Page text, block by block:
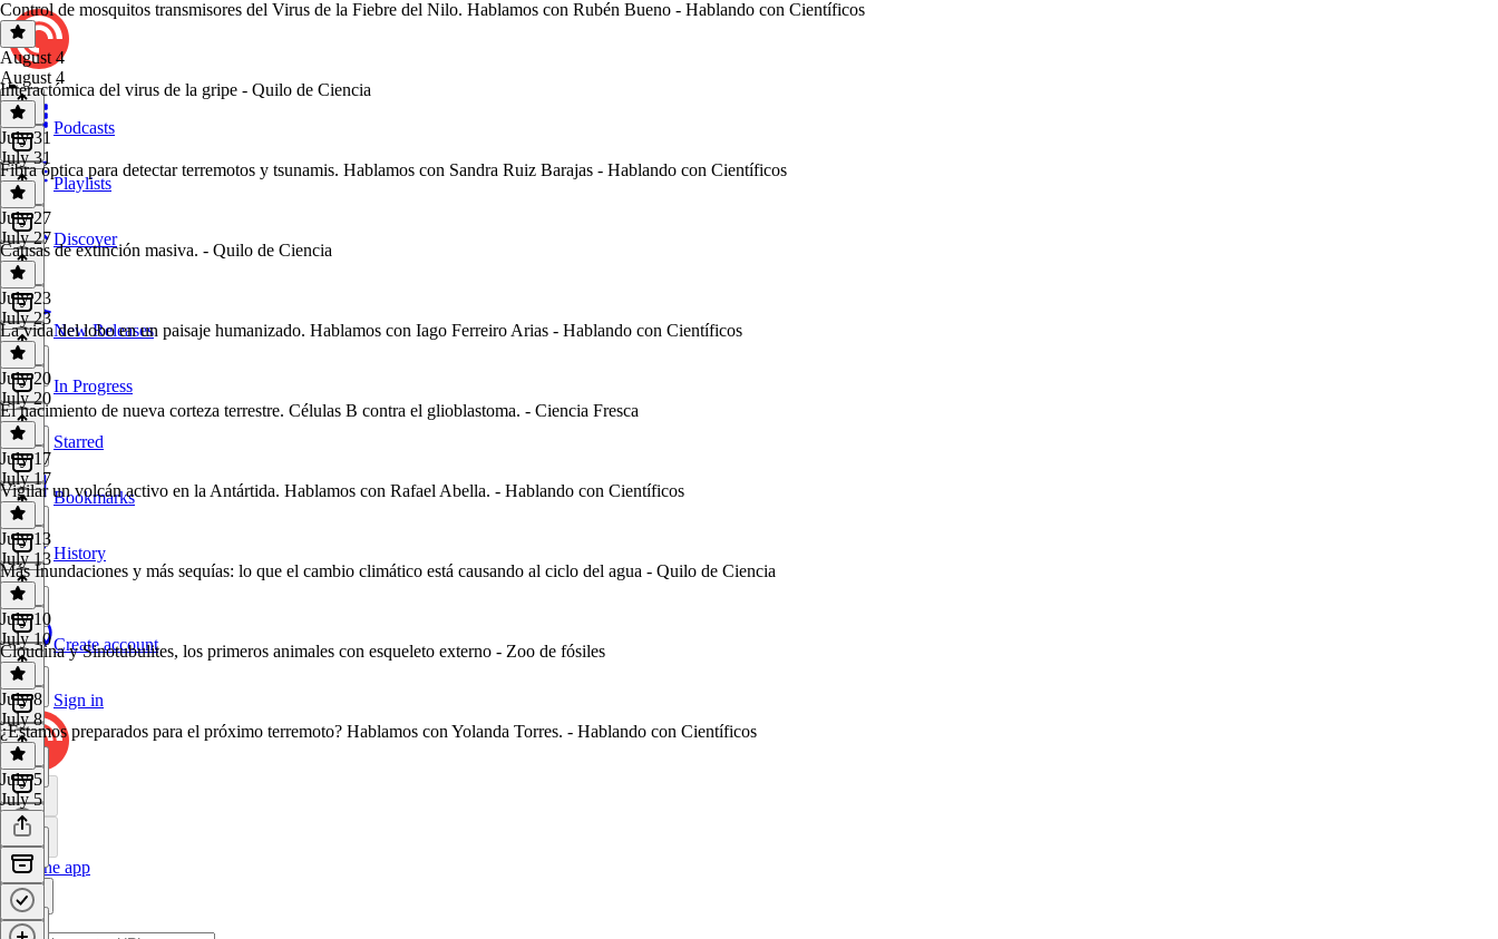
Podcasts
Playlists
Discover
New Releases
In Progress
Starred
Bookmarks
History
Create account
Sign in
Get the app
Control de mosquitos transmisores del Virus de la Fiebre del Nilo. Hablamos con Rubén Bueno - Hablando con Científicos
August 4
August 4
Interactómica del virus de la gripe - Quilo de Ciencia
July 31
July 31
Fibra óptica para detectar terremotos y tsunamis. Hablamos con Sandra Ruiz Barajas - Hablando con Científicos
July 27
July 27
Causas de extinción masiva. - Quilo de Ciencia
July 23
July 23
La vida del lobo en un paisaje humanizado. Hablamos con Iago Ferreiro Arias - Hablando con Científicos
July 20
July 20
El nacimiento de nueva corteza terrestre. Células B contra el glioblastoma. - Ciencia Fresca
July 17
July 17
Vigilar un volcán activo en la Antártida. Hablamos con Rafael Abella. - Hablando con Científicos
July 13
July 13
Más Inundaciones y más sequías: lo que el cambio climático está causando al ciclo del agua - Quilo de Ciencia
July 10
July 10
Cloudina y Sinotubulites, los primeros animales con esqueleto externo - Zoo de fósiles
July 8
July 8
¿Estamos preparados para el próximo terremoto? Hablamos con Yolanda Torres. - Hablando con Científicos
July 5
July 5